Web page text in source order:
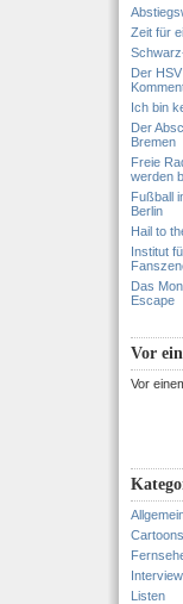
Zeit für
Der
Ich bin
Der
Bremen
Freie
werden
Fußball
Berlin
Hail to
Institut
Das
Escape
Vor
Vor
Cartoons
Interview
Listen